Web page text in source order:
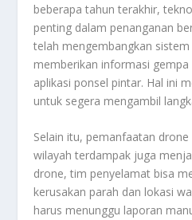
beberapa tahun terakhir,
penting dalam penanganan
telah mengembangkan
memberikan informasi
aplikasi ponsel pintar. Hal ini
untuk segera mengambil
Selain itu, pemanfaatan
wilayah terdampak juga
drone, tim penyelamat bisa
kerusakan parah dan lokasi
harus menunggu laporan